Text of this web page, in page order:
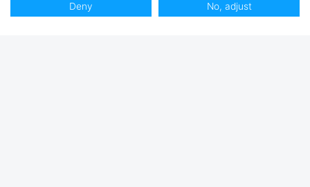
Deny No, adjust